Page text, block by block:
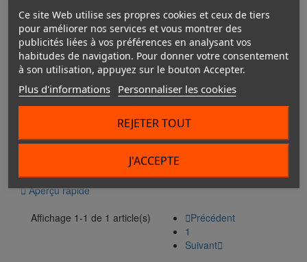
Chaussettes à neige voiture
Aperçu rapide
Affichage 1-1 de 1 article(s)
Précédent
1
Suivant
Ce site Web utilise ses propres cookies et ceux de tiers
pour améliorer nos services et vous montrer des
publicités liées à vos préférences en analysant vos
habitudes de navigation. Pour donner votre consentement
à son utilisation, appuyez sur le bouton Accepter.
Plus d'informations Personnaliser les cookies
REJETER TOUT
J'ACCEPTE